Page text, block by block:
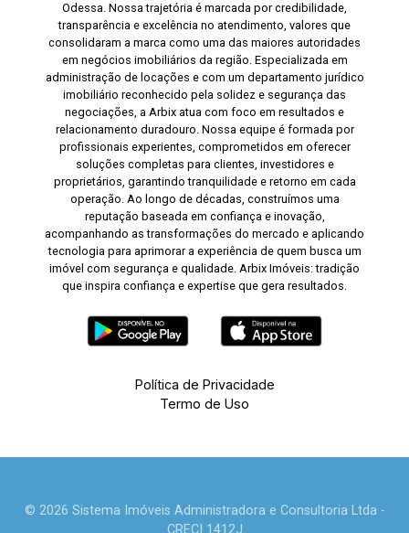
Odessa. Nossa trajetória é marcada por credibilidade,
transparência e excelência no atendimento, valores que
consolidaram a marca como uma das maiores autoridades
em negócios imobiliários da região. Especializada em
administração de locações e com um departamento jurídico
imobiliário reconhecido pela solidez e segurança das
negociações, a Arbix atua com foco em resultados e
relacionamento duradouro. Nossa equipe é formada por
profissionais experientes, comprometidos em oferecer
soluções completas para clientes, investidores e
proprietários, garantindo tranquilidade e retorno em cada
operação. Ao longo de décadas, construímos uma
reputação baseada em confiança e inovação,
acompanhando as transformações do mercado e aplicando
tecnologia para aprimorar a experiência de quem busca um
imóvel com segurança e qualidade. Arbix Imóveis: tradição
que inspira confiança e expertise que gera resultados.
Política de Privacidade
Termo de Uso
© 2026 Sistema Imóveis Administradora e Consultoria Ltda -
CRECI 1412J